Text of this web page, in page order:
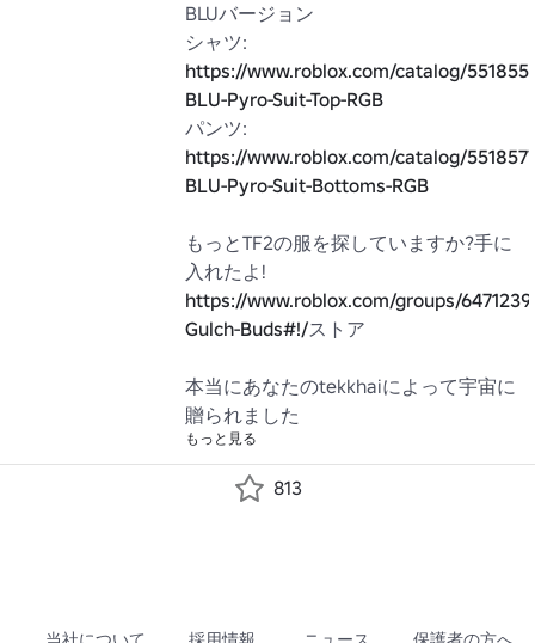
BLUバージョン
https://www.roblox.com/catalog/
BLU-Pyro-Suit-Top-RGB
https://www.roblox.com/catalog/
BLU-Pyro-Suit-Bottoms-RGB
もっとTF2の服を探していますか?手に
https://www.roblox.com/groups/
Gulch-Buds#!/ストア
本当にあなたのtekkhaiによって宇宙に
贈られました
もっと見る
813